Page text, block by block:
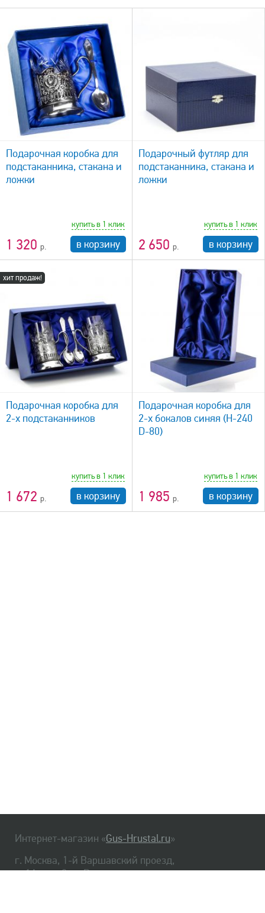
Подарочная коробка для
подстаканника, стакана и
ложки
1 320
купить в 1 клик
в корзину
быстрый просмотр
Подарочный футляр для
подстаканника, стакана и
ложки
2 650
купить в 1 клик
в корзину
хит продаж!
Подарочная коробка для
2-х подстаканников
1 672
купить в 1 клик
в корзину
быстрый просмотр
​Подарочная коробка для
2-х бокалов синяя (H-240
D-80)
1 985
купить в 1 клик
в корзину
Интернет-магазин «Gus-Hrustal.ru»
г. Москва, 1-й Варшавский проезд,
д. 1А, стр. 3, м. Варшавская